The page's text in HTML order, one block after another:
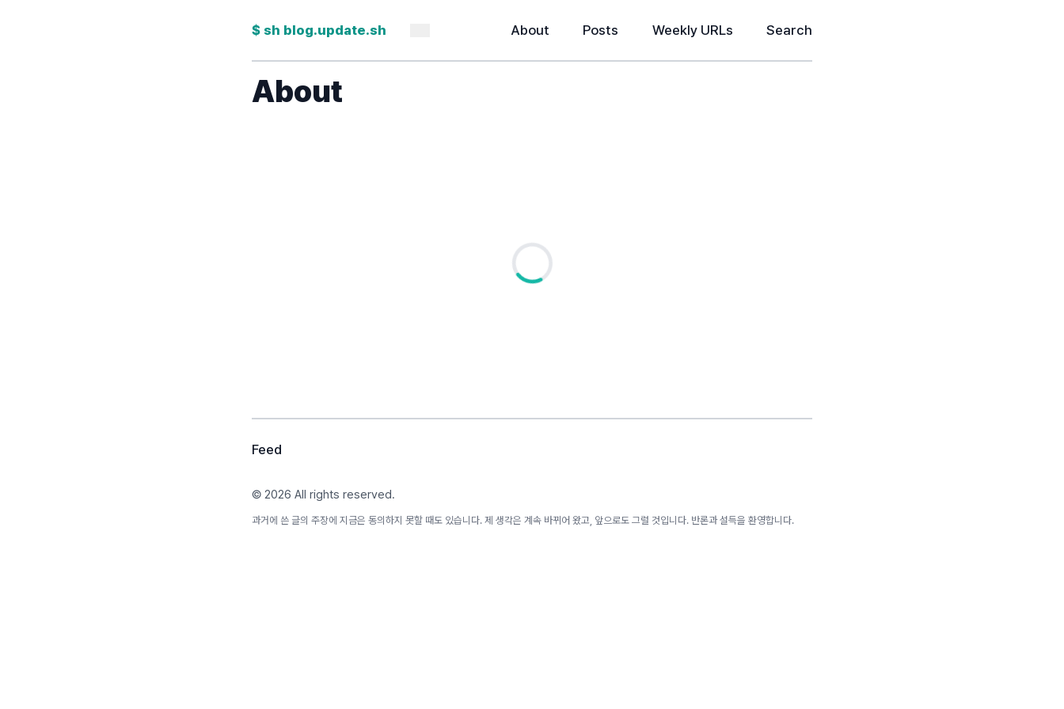
$ sh blog.update.sh
Color mode: system
About Posts Weekly URLs Search
About
Feed
© 2026 All rights reserved.
과거에 쓴 글의 주장에 지금은 동의하지 못할 때도 있습니다. 제 생각은 계속 바뀌어 왔고, 앞으로도 그럴 것입니다. 반론과 설득을 환영합니다.